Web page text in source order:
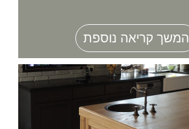
המשך קריאה נוספת